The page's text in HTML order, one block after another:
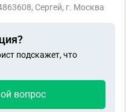
санатории на
отпуск не
явилось бы нарушением
году офицер
непрерывно нахолмтся
Сергей, г. Москва
подскажет, что
вопрос